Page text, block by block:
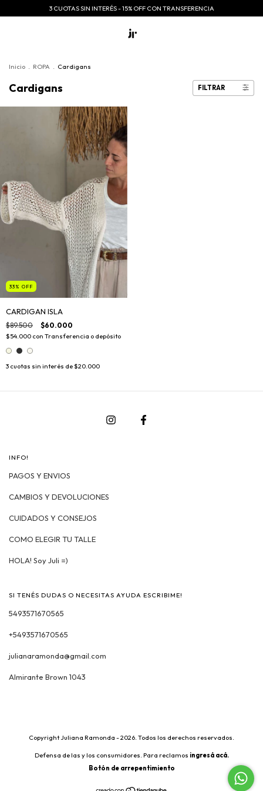
3 CUOTAS SIN INTERÉS - 15% OFF CON TRANSFERENCIA
Inicio . ROPA . Cardigans
Cardigans FILTRAR
33% OFF
CARDIGAN ISLA
$89.500 $60.000
$54.000 con Transferencia o depósito
3 cuotas sin interés de$20.000
INFO!
PAGOS Y ENVIOS
CAMBIOS Y DEVOLUCIONES
CUIDADOS Y CONSEJOS
COMO ELEGIR TU TALLE
HOLA! Soy Juli =)
SI TENÉS DUDAS O NECESITAS AYUDA ESCRIBIME!
5493571670565
+5493571670565
julianaramonda@gmail.com
Almirante Brown 1043
Copyright Juliana Ramonda - 2026. Todos los derechos reservados.
Defensa de las y los consumidores. Para reclamos ingresá acá.
Botón de arrepentimiento